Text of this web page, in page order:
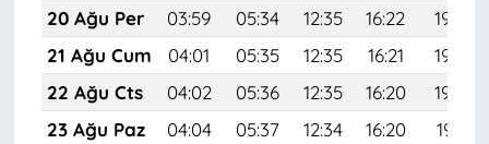
20 Ağu Per
03:59 05:34 12:35 16:22
19:26
21 Ağu Cum
04:01 05:35 12:35 16:21
19:24
22 Ağu Cts
04:02 05:36 12:35 16:20
19:23
23 Ağu Paz
04:04 05:37 12:34 16:20
19:21